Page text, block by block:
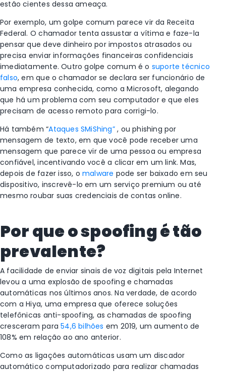
estão cientes dessa ameaça.
Por exemplo, um golpe comum parece vir da Receita
Federal. O chamador tenta assustar a vítima e faze-la
pensar que deve dinheiro por impostos atrasados ou
precisa enviar informações financeiras confidenciais
imediatamente. Outro golpe comum é o suporte técnico
falso, em que o chamador se declara ser funcionário de
uma empresa conhecida, como a Microsoft, alegando
que há um problema com seu computador e que eles
precisam de acesso remoto para corrigi-lo.
Há também “Ataques SMiShing”, ou phishing por
mensagem de texto, em que você pode receber uma
mensagem que parece vir de uma pessoa ou empresa
confiável, incentivando você a clicar em um link. Mas,
depois de fazer isso, omalware pode ser baixado em seu
dispositivo, inscrevê-lo em um serviço premium ou até
mesmo roubar suas credenciais de contas online.
Por que o spoofing é tão
prevalente?
A facilidade de enviar sinais de voz digitais pela Internet
levou a uma explosão de spoofing e chamadas
automáticas nos últimos anos. Na verdade, de acordo
com a Hiya, uma empresa que oferece soluções
telefônicas anti-spoofing, as chamadas de spoofing
cresceram para54,6 bilhões em 2019, um aumento de
108% em relação ao ano anterior.
Como as ligações automáticas usam um discador
automático computadorizado para realizar chamadas